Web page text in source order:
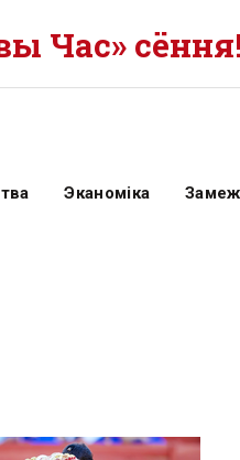
Час»
Эканоміка